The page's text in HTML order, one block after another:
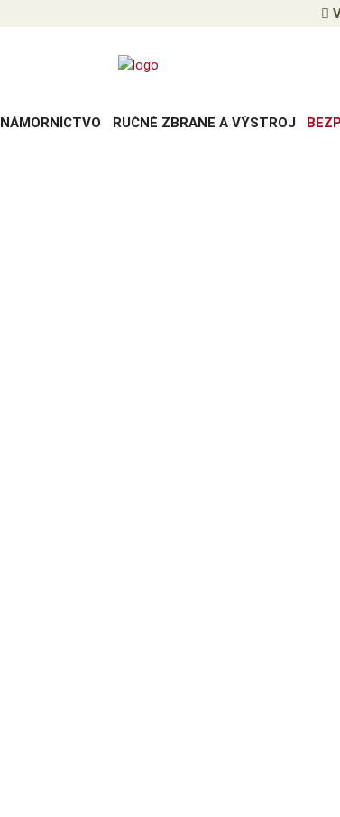
NÁMORNÍCTVO RUČNÉ ZBRANE A VÝSTROJ